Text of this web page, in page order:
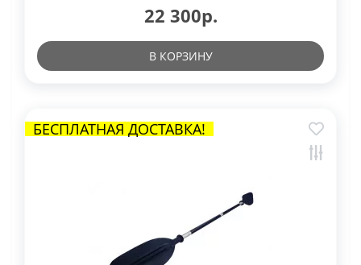
22 300р.
В КОРЗИНУ
БЕСПЛАТНАЯ ДОСТАВКА!